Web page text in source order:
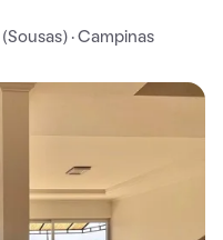
· Campinas